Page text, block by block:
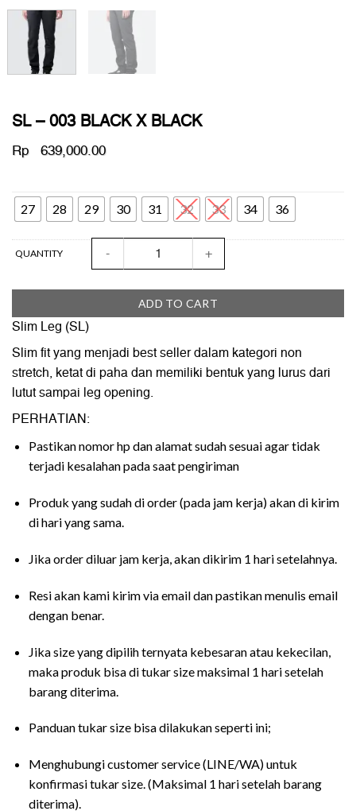
SL – 003 BLACK X BLACK
Rp 639,000.00
27 28 29 30 31 32 33 34 36
QUANTITY
SL - 003 BLACK X BLACK quantity
ADD TO CART
Slim Leg (SL)
Slim fit yang menjadi best seller dalam kategori non
stretch, ketat di paha dan memiliki bentuk yang lurus dari
lutut sampai leg opening.
PERHATIAN:
Pastikan nomor hp dan alamat sudah sesuai agar tidak
terjadi kesalahan pada saat pengiriman
Produk yang sudah di order (pada jam kerja) akan di kirim
di hari yang sama.
Jika order diluar jam kerja, akan dikirim 1 hari setelahnya.
Resi akan kami kirim via email dan pastikan menulis email
dengan benar.
Jika size yang dipilih ternyata kebesaran atau kekecilan,
maka produk bisa di tukar size maksimal 1 hari setelah
barang diterima.
Panduan tukar size bisa dilakukan seperti ini;
Menghubungi customer service (LINE/WA) untuk
konfirmasi tukar size. (Maksimal 1 hari setelah barang
diterima).